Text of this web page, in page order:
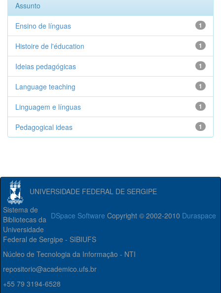
Assunto
1
Ensino de línguas
1
Histoire de l'éducation
1
Ideias pedagógicas
1
Language teaching
1
Linguagem e línguas
1
Pedagogical ideas
UNIVERSIDADE FEDERAL DE SERGIPE
DSpace Software Copyright © 2002-2010 Duraspace
Sistema de
Bibliotecas da
Universidade
Federal de Sergipe - SIBIUFS
Núcleo de Tecnologia da Informação - NTI
repositorio@academico.ufs.br
+55 79 3194-6528